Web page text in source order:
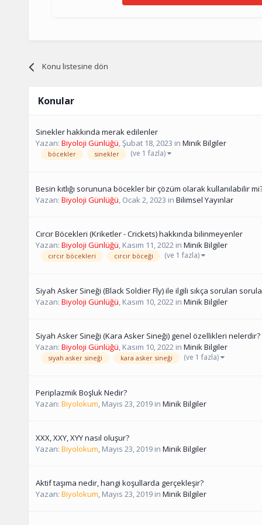
Konu listesine dön
Konular
Sinekler hakkında merak edilenler
Yazan: Biyoloji Günlüğü,Şubat 18, 2023 in Minik Bilgiler
böcekler sinekler (ve 1 fazla)
Besin kıtlığı sorununa böcekler bir çözüm olarak kullanılabilir
Yazan: Biyoloji Günlüğü, Ocak 2, 2023 in Bilimsel Yayınlar
Cırcır Böcekleri (Kriketler - Crickets) hakkında bilinmeyenler
Yazan: Biyoloji Günlüğü, Kasım 11, 2022in Minik Bilgiler
cırcır böcekleri cırcır böceği (ve 1 fazla)
Siyah Asker Sineği (Black Soldier Fly) ile ilgili sıkça sorulan
Yazan: Biyoloji Günlüğü, Kasım 10, 2022in Minik Bilgiler
Siyah Asker Sineği (Kara Asker Sineği) genel özellikleri nelerdir?
Yazan: Biyoloji Günlüğü, Kasım 10, 2022in Minik Bilgiler
siyah asker sineği kara asker sineği (ve 1 fazla)
Periplazmik Boşluk Nedir?
Yazan: Biyolokum, Mayıs 23, 2019in Minik Bilgiler
XXX, XXY, XYY nasıl oluşur?
Yazan: Biyolokum, Mayıs 23, 2019in Minik Bilgiler
Aktif taşıma nedir, hangi koşullarda gerçekleşir?
Yazan: Biyolokum, Mayıs 23, 2019in Minik Bilgiler